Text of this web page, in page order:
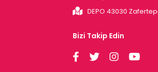
DEPO 43030
Bizi Takip Edin